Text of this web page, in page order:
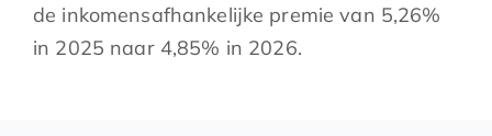
de inkomensafhankelijke premie van 5,26%
in 2025 naar 4,85% in 2026.